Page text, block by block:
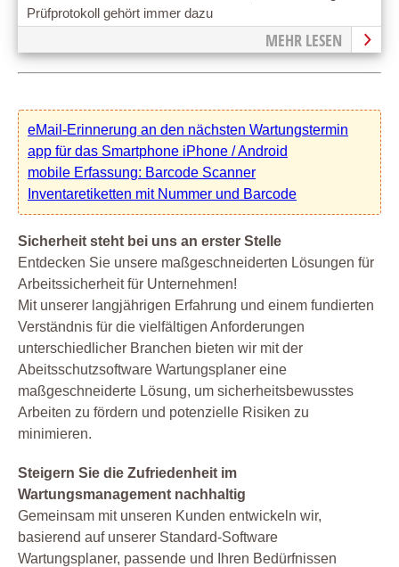
Prüfprotokoll gehört immer dazu
MEHR LESEN
eMail-Erinnerung an den nächsten Wartungstermin
app für das Smartphone iPhone / Android
mobile Erfassung: Barcode Scanner
Inventaretiketten mit Nummer und Barcode
Sicherheit steht bei uns an erster Stelle
Entdecken Sie unsere maßgeschneiderten Lösungen für
Arbeitssicherheit für Unternehmen!
Mit unserer langjährigen Erfahrung und einem fundierten
Verständnis für die vielfältigen Anforderungen
unterschiedlicher Branchen bieten wir mit der
Abeitsschutzsoftware Wartungsplaner eine
maßgeschneiderte Lösung, um sicherheitsbewusstes
Arbeiten zu fördern und potenzielle Risiken zu
minimieren.
Steigern Sie die Zufriedenheit im
Wartungsmanagement nachhaltig
Gemeinsam mit unseren Kunden entwickeln wir,
basierend auf unserer Standard-Software
Wartungsplaner, passende und Ihren Bedürfnissen